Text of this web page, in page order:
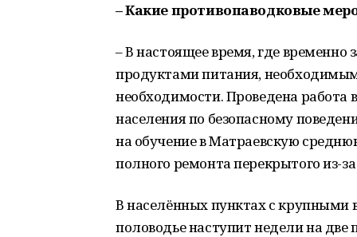
– Какие противопаводковые
– В настоящее время, где
продуктами питания,
необходимости. Проведена работа
населения по безопасному
на обучение в Матраевскую
полного ремонта перекрытого из-
В населённых пунктах с крупными
половодье наступит недели на